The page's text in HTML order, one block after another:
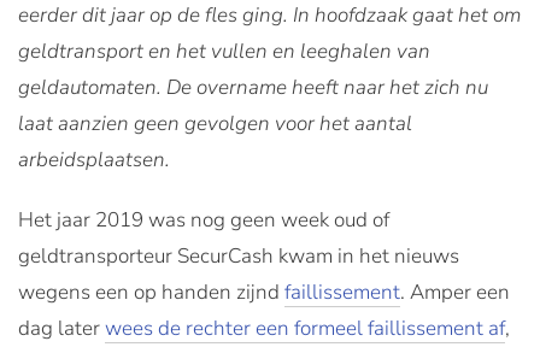
eerder dit jaar op de fles ging. In hoofdzaak gaat het om
geldtransport en het vullen en leeghalen van
geldautomaten. De overname heeft naar het zich nu
laat aanzien geen gevolgen voor het aantal
arbeidsplaatsen.
Het jaar 2019 was nog geen week oud of
geldtransporteur SecurCash kwam in het nieuws
wegens een op handen zijnd faillissement. Amper een
dag laterwees de rechter een formeel faillissement af,